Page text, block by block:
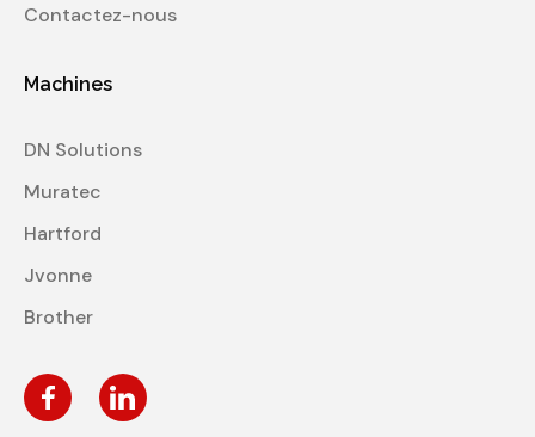
Contactez-nous
Machines
DN Solutions
Muratec
Hartford
Jvonne
Brother